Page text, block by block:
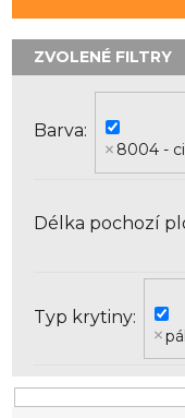
r
o
Barva
8004 -
Délka pochozí
Typ krytiny